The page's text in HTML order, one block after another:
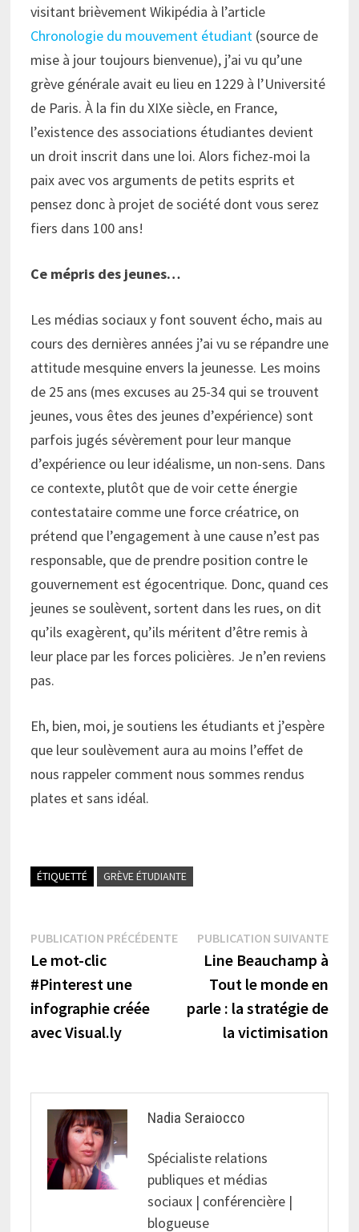
visitant brièvement Wikipédia à l’article
Chronologie du mouvement étudiant(source de
mise à jour toujours bienvenue), j’ai vu qu’une
grève générale avait eu lieu en 1229 à l’Université
de Paris. À la fin du XIXe siècle, en France,
l’existence des associations étudiantes devient
un droit inscrit dans une loi. Alors fichez-moi la
paix avec vos arguments de petits esprits et
pensez donc à projet de société dont vous serez
fiers dans 100 ans!
Ce mépris des jeunes…
Les médias sociaux y font souvent écho, mais au
cours des dernières années j’ai vu se répandre une
attitude mesquine envers la jeunesse. Les moins
de 25 ans (mes excuses au 25-34 qui se trouvent
jeunes, vous êtes des jeunes d’expérience) sont
parfois jugés sévèrement pour leur manque
d’expérience ou leur idéalisme, un non-sens. Dans
ce contexte, plutôt que de voir cette énergie
contestataire comme une force créatrice, on
prétend que l’engagement à une cause n’est pas
responsable, que de prendre position contre le
gouvernement est égocentrique. Donc, quand ces
jeunes se soulèvent, sortent dans les rues, on dit
qu’ils exagèrent, qu’ils méritent d’être remis à
leur place par les forces policières. Je n’en reviens
pas.
Eh, bien, moi, je soutiens les étudiants et j’espère
que leur soulèvement aura au moins l’effet de
nous rappeler comment nous sommes rendus
plates et sans idéal.
ÉTIQUETTÉ GRÈVE ÉTUDIANTE
Navigation
de
l’article
PUBLICATION PRÉCÉDENTEPublication
précédente :
Le mot-clic
#Pinterest une
infographie créée
avec Visual.ly
PUBLICATION SUIVANTE
Line Beauchamp à
Tout le monde en
parle : la stratégie de
la victimisation
Nadia Seraiocco
Spécialiste relations
publiques et médias
sociaux | conférencière |
blogueuse